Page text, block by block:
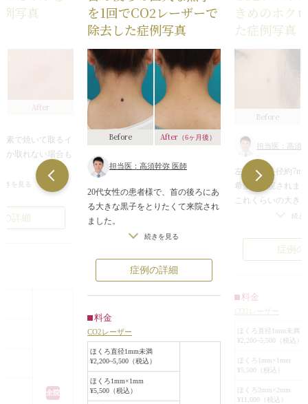
写真
After
素で焼いて取るイ
か取れない場合も
でしたので、CO2
は、CO2レーザー
とで再発する可能
きを見る
詳細
全院
を1回でCO2レーザーで
除去した症例写真
Before After（6ヶ月後）
担当医：高須幹弥 医師
20代女性の患者様で、首の後ろにあ
る大きな黒子をとりたくて来院され
ました。
直径約10mmの盛り上がった黒子で
このような大きな黒子は、切除縫縮
手術をして1本の傷にするか、CO2
切除縫縮手術の場合は、黒子の直径
の約4倍の長さの細い傷が首の横ジ
ワに沿って残ります（この黒子の場
合だと約4cmの傷になる）。
CO2レーザーの場合は、黒子の面積
と同じか、それより一回り小さい面
続きを見る
症例の詳細
料金
CO2レーザー
ほくろ直径1mm未満
¥2,200~5,500（税込）
ほくろ1mm×1mm
¥5,500（税込）
きめのホク
た症例写真
Before
担当医：高須
左の頬の長径約
希望で来院されま
これくらいの大き
CO2レーザーで焼
がありますが、値
通院が必要ない
跡形もなくなって
ますが、このよう
が深いほくろだと
ことがあります。
このほくろの術後
ますが、ほとんど
なりました。
続き
症例
料金
CO2レーザー
ほくろ直径1mm未満
¥2,200~5,500（税込）
ほくろ1mm×1mm
¥5,500（税込）
ほくろ2mm×2mm
¥11,000（税込）